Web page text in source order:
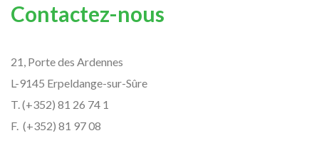
Contactez-nous
21, Porte des Ardennes
L-9145 Erpeldange-sur-Sûre
T. (+352) 81 26 74 1
F. (+352) 81 97 08